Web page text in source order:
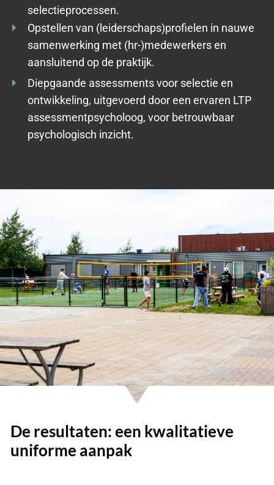
selectieprocessen.
Opstellen van (leiderschaps)profielen in nauwe
samenwerking met (hr-)medewerkers en
aansluitend op de praktijk.
Diepgaande assessments voor selectie en
ontwikkeling, uitgevoerd door een ervaren LTP
assessmentpsycholoog, voor betrouwbaar
psychologisch inzicht.
De resultaten: een kwalitatieve
uniforme aanpak